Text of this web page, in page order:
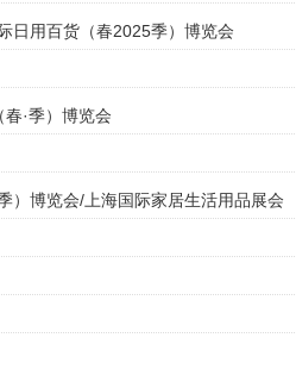
日用百货（春2025季）博览会
·季）博览会
）博览会/上海国际家居生活用品展会